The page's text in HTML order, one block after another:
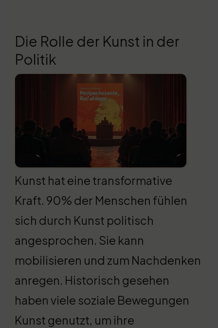
Die Rolle der Kunst in der
Politik
Kunst hat eine transformative
Kraft. 90% der Menschen fühlen
sich durch Kunst politisch
angesprochen. Sie kann
mobilisieren und zum Nachdenken
anregen. Historisch gesehen
haben viele soziale Bewegungen
Kunst genutzt, um ihre